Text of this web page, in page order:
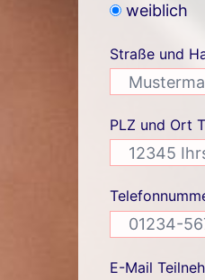
weiblich
Straße und
PLZ und Ort
E-Mail